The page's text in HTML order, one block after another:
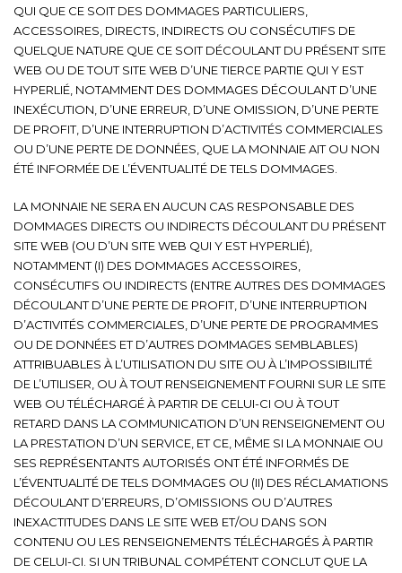
QUI QUE CE SOIT DES DOMMAGES PARTICULIERS,
ACCESSOIRES, DIRECTS, INDIRECTS OU CONSÉCUTIFS DE
QUELQUE NATURE QUE CE SOIT DÉCOULANT DU PRÉSENT SITE
WEB OU DE TOUT SITE WEB D’UNE TIERCE PARTIE QUI Y EST
HYPERLIÉ, NOTAMMENT DES DOMMAGES DÉCOULANT D’UNE
INEXÉCUTION, D’UNE ERREUR, D’UNE OMISSION, D’UNE PERTE
DE PROFIT, D’UNE INTERRUPTION D’ACTIVITÉS COMMERCIALES
OU D’UNE PERTE DE DONNÉES, QUE LA MONNAIE AIT OU NON
ÉTÉ INFORMÉE DE L’ÉVENTUALITÉ DE TELS DOMMAGES.
LA MONNAIE NE SERA EN AUCUN CAS RESPONSABLE DES
DOMMAGES DIRECTS OU INDIRECTS DÉCOULANT DU PRÉSENT
SITE WEB (OU D’UN SITE WEB QUI Y EST HYPERLIÉ),
NOTAMMENT (I) DES DOMMAGES ACCESSOIRES,
CONSÉCUTIFS OU INDIRECTS (ENTRE AUTRES DES DOMMAGES
DÉCOULANT D’UNE PERTE DE PROFIT, D’UNE INTERRUPTION
D’ACTIVITÉS COMMERCIALES, D’UNE PERTE DE PROGRAMMES
OU DE DONNÉES ET D’AUTRES DOMMAGES SEMBLABLES)
ATTRIBUABLES À L’UTILISATION DU SITE OU À L’IMPOSSIBILITÉ
DE L’UTILISER, OU À TOUT RENSEIGNEMENT FOURNI SUR LE SITE
WEB OU TÉLÉCHARGÉ À PARTIR DE CELUI-CI OU À TOUT
RETARD DANS LA COMMUNICATION D’UN RENSEIGNEMENT OU
LA PRESTATION D’UN SERVICE, ET CE, MÊME SI LA MONNAIE OU
SES REPRÉSENTANTS AUTORISÉS ONT ÉTÉ INFORMÉS DE
L’ÉVENTUALITÉ DE TELS DOMMAGES OU (II) DES RÉCLAMATIONS
DÉCOULANT D’ERREURS, D’OMISSIONS OU D’AUTRES
INEXACTITUDES DANS LE SITE WEB ET/OU DANS SON
CONTENU OU LES RENSEIGNEMENTS TÉLÉCHARGÉS À PARTIR
DE CELUI-CI. SI UN TRIBUNAL COMPÉTENT CONCLUT QUE LA